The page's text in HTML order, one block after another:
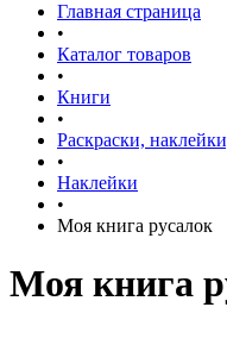
Главная страница
•
Каталог товаров
•
Книги
•
Раскраски,
•
Наклейки
•
Моя книга русалок
Моя книга